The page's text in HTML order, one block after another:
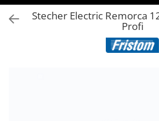
DAF
CF Euro 6
Stecher Electric Remorca
Profi